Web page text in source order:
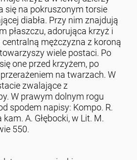
się na pokruszonym torsie
diabła. Przy nim znajdują
płaszczu, adorująca krzyż i
mężczyzna z koroną
wiele postaci. Po
one przed krzyżem, po
na twarzach. W
zwalające z
W prawym dolnym rogu
spodem napisy: Kompo. R.
A. Głębocki, w Lit. M.
550.